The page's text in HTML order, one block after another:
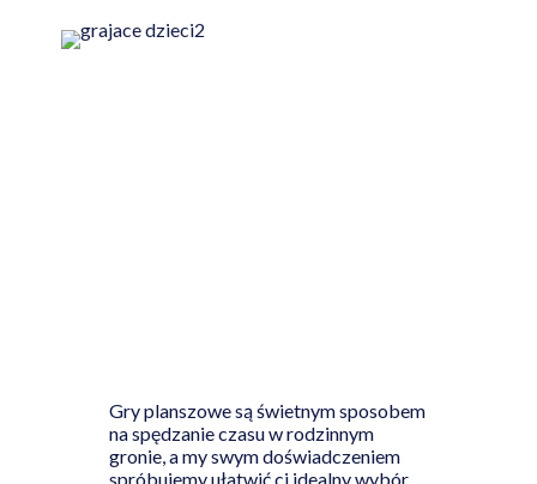
Gry planszowe są świetnym sposobem
na spędzanie czasu w rodzinnym
gronie, a my swym doświadczeniem
spróbujemy ułatwić ci idealny wybór